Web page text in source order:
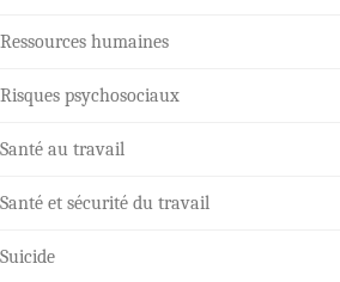
Ressources humaines
Risques psychosociaux
Santé au travail
Santé et sécurité du travail
Suicide